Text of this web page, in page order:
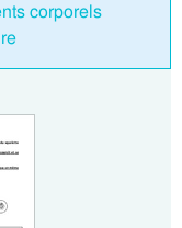
corporels